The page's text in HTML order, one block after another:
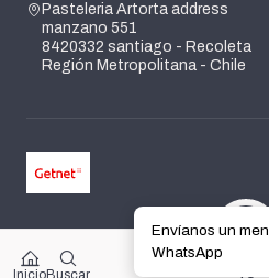
InicioBuscar
Pasteleria Artorta address
manzano 551
8420332 santiago - Recoleta
Región Metropolitana - Chile
2026 Pasteleria Artorta.
Todos los derechos reservados.
Envíanos un
WhatsApp